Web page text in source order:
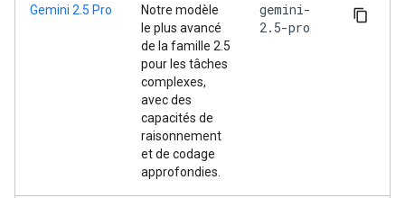
Gemini 2.5 Pro
Notre modèle
le plus avancé
de la famille 2.5
pour les tâches
complexes,
avec des
capacités de
raisonnement
et de codage
approfondies.
gemini-
2.5-pro